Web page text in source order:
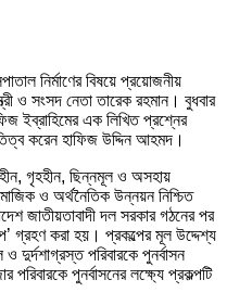
নির্মাণের বিষয়ে প্রয়োজনীয়
ও সংসদ নেতা তারেক রহমান। বুধবার
ইব্রাহিমের এক লিখিত প্রশ্নের
করেন হাফিজ উদ্দিন আহমদ।
গৃহহীন, ছিন্নমূল ও অসহায়
ও অর্থনৈতিক উন্নয়ন নিশ্চিত
জাতীয়তাবাদী দল সরকার গঠনের পর
গ্রহণ করা হয়। প্রকল্পের মূল উদ্দেশ্য
দুর্দশাগ্রস্ত পরিবারকে পুনর্বাসন
পুনর্বাসনের লক্ষ্যে প্রকল্পটি